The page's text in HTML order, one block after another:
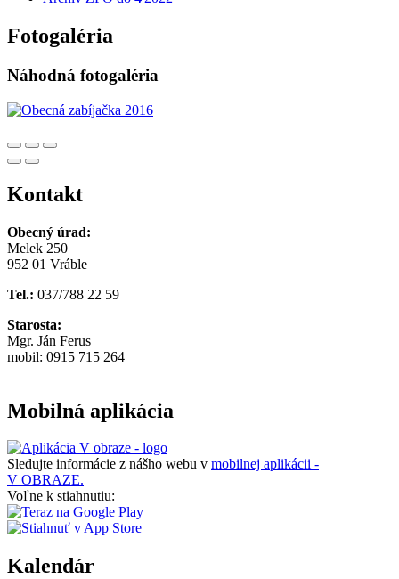
Fotogaléria
Náhodná fotogaléria
Kontakt
Obecný úrad:
Melek 250
952 01 Vráble
Tel.: 037/788 22 59
Starosta:
Mgr. Ján Ferus
mobil: 0915 715 264
Mobilná aplikácia
Sledujte informácie z nášho webu v mobilnej aplikácii -
V OBRAZE.
Voľne k stiahnutiu:
Kalendár